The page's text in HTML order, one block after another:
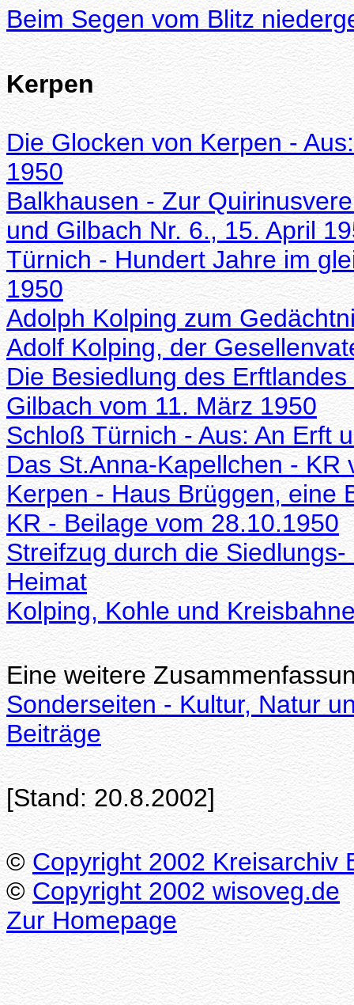
Beim Segen vom Blitz
Kerpen
Die Glocken von Kerpen -
1950
Balkhausen - Zur
und Gilbach Nr. 6., 15. April
Türnich - Hundert Jahre im
1950
Adolph Kolping zum
Adolf Kolping, der
Die Besiedlung des
Gilbach vom 11. März 1950
Schloß Türnich - Aus: An Erft
Das St.Anna-Kapellchen - KR
Kerpen - Haus Brüggen, eine
KR - Beilage vom 28.10.1950
Streifzug durch die
Heimat
Kolping, Kohle und
Eine weitere
Sonderseiten - Kultur, Natur
Beiträge
[Stand: 20.8.2002]
© Copyright 2002 Kreisarchiv
© Copyright 2002 wisoveg.de
Zur Homepage